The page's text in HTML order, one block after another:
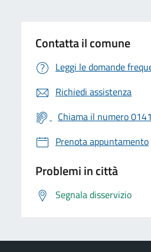
Contatta il comune
Leggi le domande
Richiedi assistenza
Chiama il numero
Prenota appuntamento
Problemi in città
Segnala disservizio